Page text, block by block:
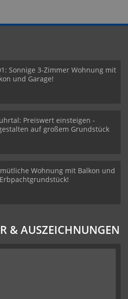
Sonnige 3-Zimmer Wohnung mit
und Garage!
Preiswert einsteigen -
auf großem Grundstück
Wohnung mit Balkon und
& AUSZEICHNUNGEN